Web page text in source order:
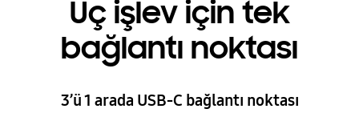
Üç işlev için tek
bağlantı noktası
3’ü 1 arada USB-C bağlantı noktası